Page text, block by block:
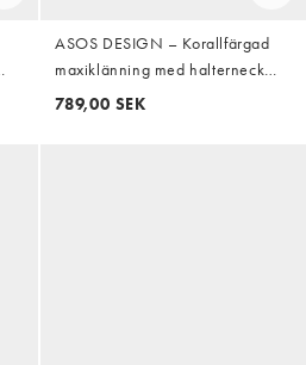
ASOS DESIGN – Korallfärgad
maxiklänning med halterneck
och volang
789,00 SEK